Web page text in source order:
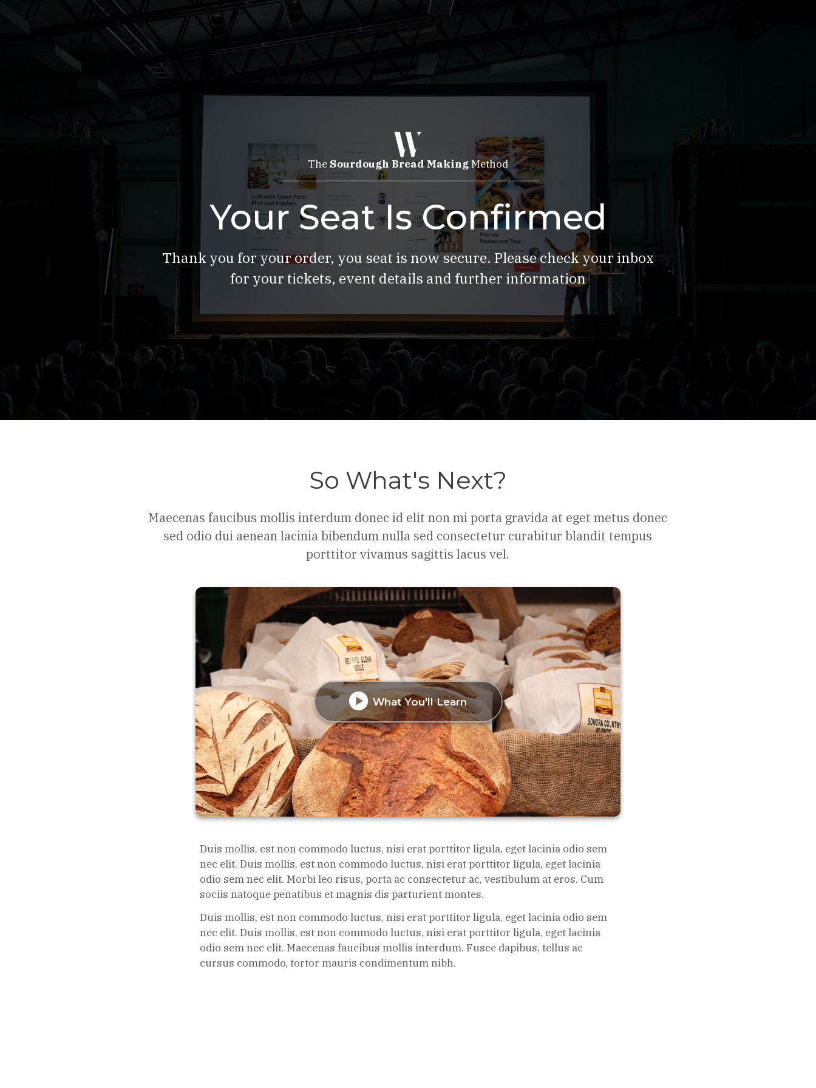
TheSourdough Bread MakingMethod
Your Seat Is Confirmed
Thank you for your order, you seat is now secure. Please check your inbox
for your tickets, event details and further information
So What's Next?
Maecenas faucibus mollis interdum donec id elit non mi porta gravida at eget metus donec
sed odio dui aenean lacinia bibendum nulla sed consectetur curabitur blandit tempus
porttitor vivamus sagittis lacus vel.
What You'll Learn
Duis mollis, est non commodo luctus, nisi erat porttitor ligula, eget lacinia odio sem
nec elit. Duis mollis, est non commodo luctus, nisi erat porttitor ligula, eget lacinia
odio sem nec elit. Morbi leo risus, porta ac consectetur ac, vestibulum at eros. Cum
sociis natoque penatibus et magnis dis parturient montes.
Duis mollis, est non commodo luctus, nisi erat porttitor ligula, eget lacinia odio sem
nec elit. Duis mollis, est non commodo luctus, nisi erat porttitor ligula, eget lacinia
odio sem nec elit. Maecenas faucibus mollis interdum. Fusce dapibus, tellus ac
cursus commodo, tortor mauris condimentum nibh.